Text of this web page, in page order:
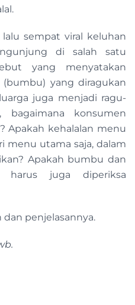
sempat viral keluhan
di salah satu
yang menyatakan
yang diragukan
juga menjadi ragu-
bagaimana konsumen
Apakah kehalalan menu
menu utama saja, dalam
Apakah bumbu dan
harus juga diperiksa
dan penjelasannya.